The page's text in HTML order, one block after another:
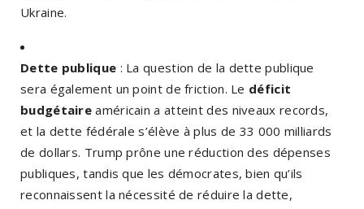
Ukraine.
Dette publique : La question de la dette publique
sera également un point de friction. Le déficit
budgétaire américain a atteint des niveaux records,
et la dette fédérale s’élève à plus de 33 000 milliards
de dollars. Trump prône une réduction des dépenses
publiques, tandis que les démocrates, bien qu’ils
reconnaissent la nécessité de réduire la dette,